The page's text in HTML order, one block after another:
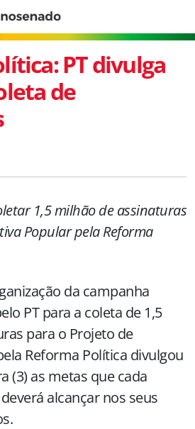
PT divulga
de
1,5 milhão de assinaturas
Popular pela Reforma
da campanha
PT para a coleta de 1,5
para o Projeto de
Reforma Política divulgou
(3) as metas que cada
alcançar nos seus